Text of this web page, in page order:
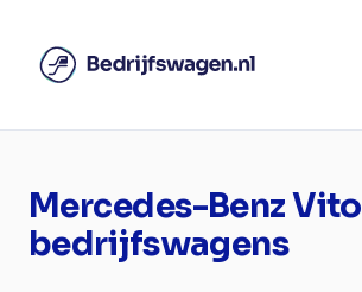
Mercedes-Benz Vito
bedrijfswagens